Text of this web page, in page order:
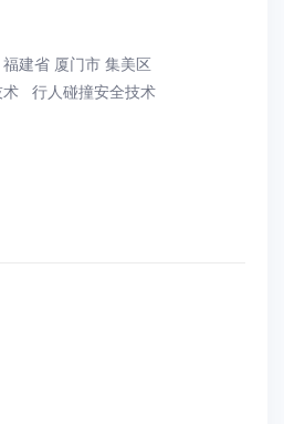
福建省 厦门市 集美区
行人碰撞安全技术